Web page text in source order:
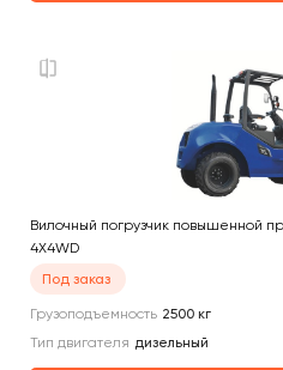
Вилочный погрузчик повышенной
4X4WD
Под заказ
Грузоподъемность 2500 кг
Тип двигателя дизельный